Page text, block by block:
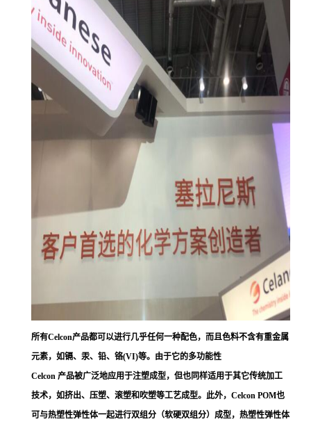
所有Celcon产品都可以进行几乎任何一种配色，而且色料不含有重金属
元素，如镉、汞、铅、铬(VI)等。由于它的多功能性
Celcon 产品被广泛地应用于注塑成型，但也同样适用于其它传统加工
技术，如挤出、压塑、滚塑和吹塑等工艺成型。此外，Celcon POM也
可与热塑性弹性体一起进行双组分（软硬双组分）成型，热塑性弹性体